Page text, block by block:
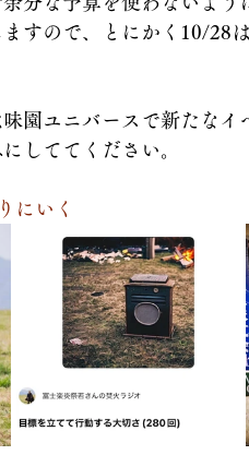
すので、とにかく10/28
園ユニバースで新たなイ
しててください。
にいく